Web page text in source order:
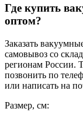
Где купить
оптом?
Заказать
самовывоз со
регионам России.
позвонить по
или написать на
Размер, см: